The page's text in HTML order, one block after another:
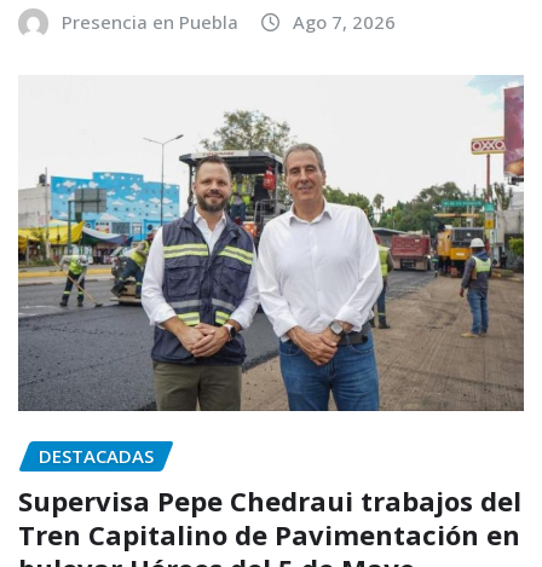
Presencia en Puebla Ago 7, 2026
DESTACADAS
Supervisa Pepe Chedraui trabajos del
Tren Capitalino de Pavimentación en